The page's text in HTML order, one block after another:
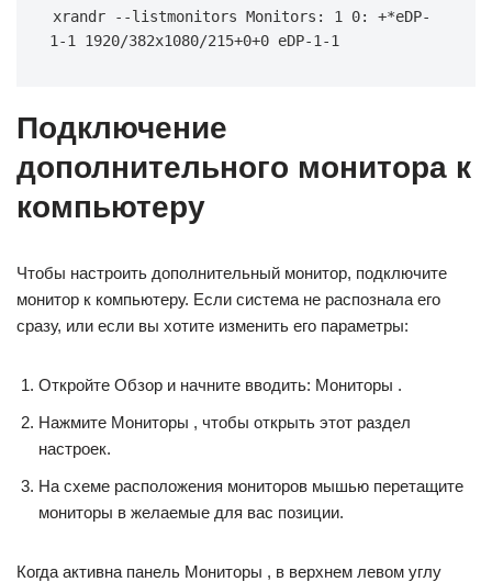
xrandr --listmonitors Monitors: 1 0: +*eDP-
1-1 1920/382x1080/215+0+0 eDP-1-1
Подключение
дополнительного монитора к
компьютеру
Чтобы настроить дополнительный монитор, подключите
монитор к компьютеру. Если система не распознала его
сразу, или если вы хотите изменить его параметры:
Откройте Обзор и начните вводить: Мониторы .
Нажмите Мониторы , чтобы открыть этот раздел
настроек.
На схеме расположения мониторов мышью перетащите
мониторы в желаемые для вас позиции.
Когда активна панель Мониторы , в верхнем левом углу